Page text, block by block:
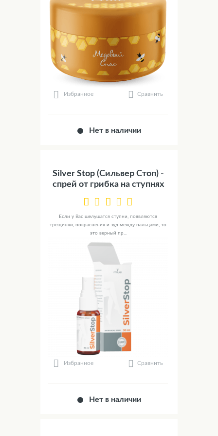
Избранное Сравнить
Нет в наличии
Silver Stop (Сильвер Стоп) -
спрей от грибка на ступнях
Если у Вас шелушатся ступни, появляются
трещинки, покраснения и зуд между пальцами, то
это верный пр...
Избранное Сравнить
Нет в наличии